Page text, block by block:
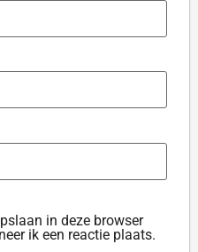
in deze browser
ik een reactie plaats.